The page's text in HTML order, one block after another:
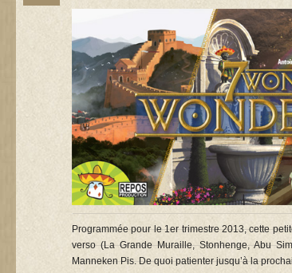
Programmée pour le 1er trimestre 2013, cette
verso (La Grande Muraille, Stonhenge, Abu
Manneken Pis. De quoi patienter jusqu’à la